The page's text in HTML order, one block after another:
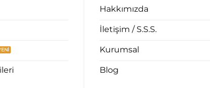
Hakkımızda
İletişim / S.S.S.
Kurumsal
Blog